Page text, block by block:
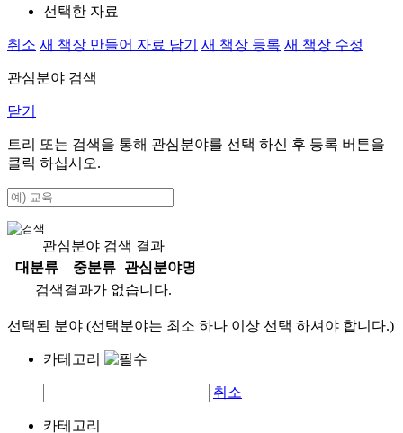
선택한 자료
취소 새 책장 만들어 자료 담기 새 책장 등록 새 책장 수정
관심분야 검색
닫기
트리 또는 검색을 통해 관심분야를 선택 하신 후 등록 버튼을
클릭 하십시오.
관심분야 검색 결과
대분류
중분류
관심분야명
검색결과가 없습니다.
선택된 분야 (선택분야는 최소 하나 이상 선택 하셔야 합니다.)
카테고리
취소
카테고리